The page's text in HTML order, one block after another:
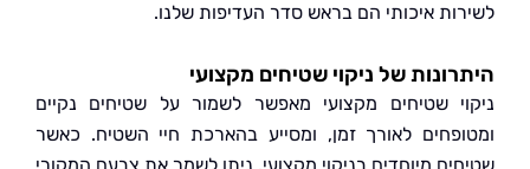
איכותי הם בראש סדר העדיפות שלנו.
של ניקוי שטיחים מקצועי
שטיחים מקצועי מאפשר לשמור על שטיחים נקיים
לאורך זמן, ומסייע בהארכת חיי השטיח. כאשר